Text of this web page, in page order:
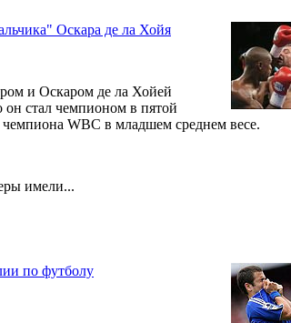
Оскара де ла Хойя
и Оскаром де ла Хойей
стал чемпионом в пятой
WBC в младшем среднем весе.
имели...
по футболу